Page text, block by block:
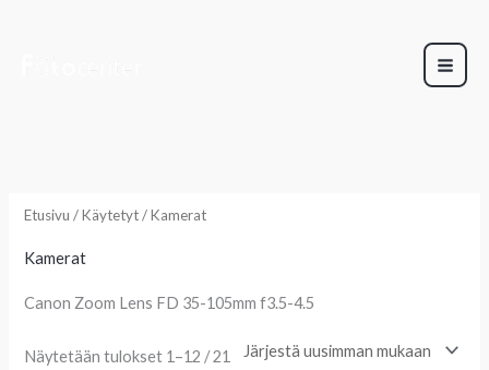
Etusivu /Käytetyt/ Kamerat
Kamerat
Canon Zoom Lens FD 35-105mm f3.5-4.5
Näytetään tulokset 1–12 / 21